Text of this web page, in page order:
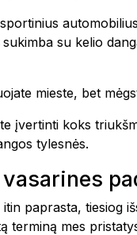
su kelio
mieste, bet
įvertinti koks
tylesnės.
paprasta, tiesiog
terminą mes